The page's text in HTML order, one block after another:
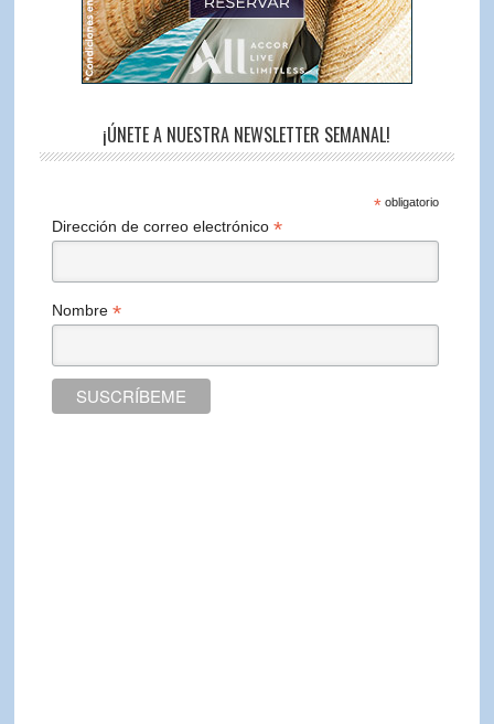
¡ÚNETE A NUESTRA NEWSLETTER SEMANAL!
*obligatorio
Dirección de correo electrónico*
Nombre*